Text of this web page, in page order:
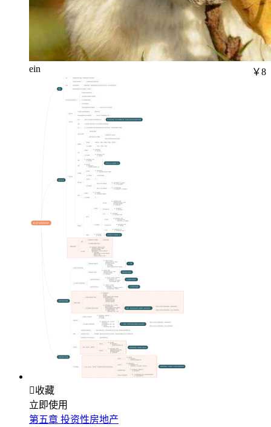
ein ￥8
收藏
立即使用
第五章 投资性房地产